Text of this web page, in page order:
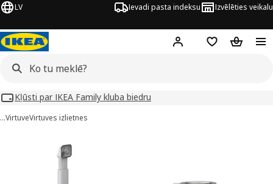
LV Ievadi pasta indeksu Izvēlēties veikalu
Hej! Pierakstīties
PirkumuPirkumu
Kļūsti par IKEA Family kluba biedru
…VirtuveVirtuves izlietnes